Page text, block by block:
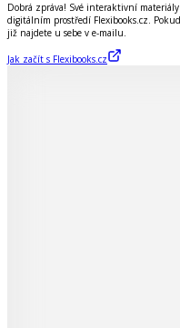
Dobrá zpráva! Své interaktivní
digitálním prostředí Flexibooks.cz.
již najdete u sebe v e-mailu.
Jak začít s Flexibooks.cz